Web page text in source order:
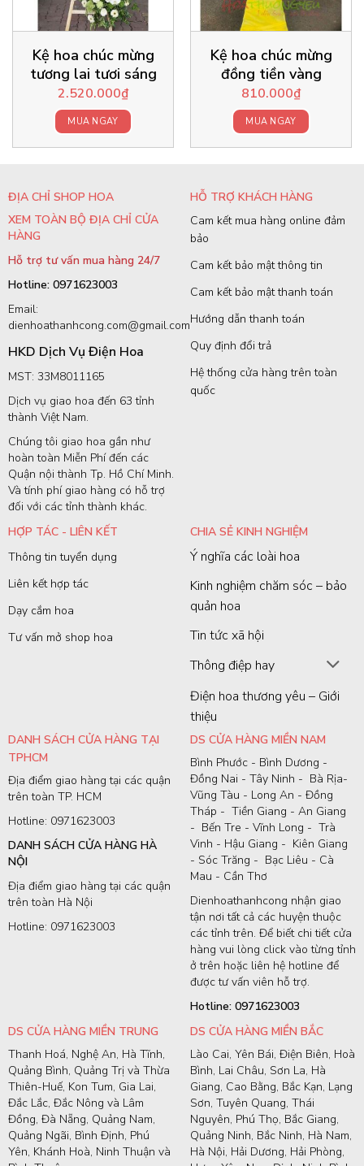
Kệ hoa chúc mừng
tương lai tươi sáng
2.520.000₫
MUA NGAY
Kệ hoa chúc mừng
đồng tiền vàng
810.000₫
MUA NGAY
ĐỊA CHỈ SHOP HOA
XEM TOÀN BỘ ĐỊA CHỈ CỬA
HÀNG
Hỗ trợ tư vấn mua hàng 24/7
Hotline: 0971623003
Email:
dienhoathanhcong.com@gmail.com
HKD Dịch Vụ Điện Hoa
MST: 33M8011165
Dịch vụ giao hoa đến 63 tỉnh
thành Việt Nam.
Chúng tôi giao hoa gần như
hoàn toàn Miễn Phí đến các
Quận nội thành Tp. Hồ Chí Minh.
Và tính phí giao hàng có hỗ trợ
đối với các tỉnh thành khác.
HỖ TRỢ KHÁCH HÀNG
Cam kết mua hàng online đảm
bảo
Cam kết bảo mật thông tin
Cam kết bảo mật thanh toán
Hướng dẫn thanh toán
Quy định đổi trả
Hệ thống cửa hàng trên toàn
quốc
HỢP TÁC - LIÊN KẾT
Thông tin tuyển dụng
Liên kết hợp tác
Dạy cắm hoa
Tư vấn mở shop hoa
CHIA SẺ KINH NGHIỆM
Ý nghĩa các loài hoa
Kinh nghiệm chăm sóc – bảo
quản hoa
Tin tức xã hội
Thông điệp hay
Điện hoa thương yêu – Giới
thiệu
DANH SÁCH CỬA HÀNG TẠI
TPHCM
Địa điểm giao hàng tại các quận
trên toàn TP. HCM
Hotline: 0971623003
DANH SÁCH CỬA HÀNG HÀ
NỘI
Địa điểm giao hàng tại các quận
trên toàn Hà Nội
Hotline: 0971623003
DS CỬA HÀNG MIỀN NAM
Bình Phước - Bình Dương -
Đồng Nai - Tây Ninh - Bà Rịa-
Vũng Tàu - Long An - Đồng
Tháp - Tiền Giang - An Giang
- Bến Tre - Vĩnh Long - Trà
Vinh - Hậu Giang - Kiên Giang
- Sóc Trăng - Bạc Liêu - Cà
Mau - Cần Thơ
Dienhoathanhcong nhận giao
tận nơi tất cả các huyện thuộc
các tỉnh trên. Để biết chi tiết cửa
hàng vui lòng click vào từng tỉnh
ở trên hoặc liên hệ hotline để
được tư vấn viên hỗ trợ.
Hotline: 0971623003
DS CỬA HÀNG MIỀN TRUNG
Thanh Hoá, Nghệ An, Hà Tĩnh,
Quảng Bình, Quảng Trị và Thừa
Thiên-Huế, Kon Tum, Gia Lai,
Đắc Lắc, Đắc Nông và Lâm
Đồng, Đà Nẵng, Quảng Nam,
Quảng Ngãi, Bình Định, Phú
Yên, Khánh Hoà, Ninh Thuận và
DS CỬA HÀNG MIỀN BẮC
Lào Cai, Yên Bái, Điện Biên, Hoà
Bình, Lai Châu, Sơn La, Hà
Giang, Cao Bằng, Bắc Kạn, Lạng
Sơn, Tuyên Quang, Thái
Nguyên, Phú Thọ, Bắc Giang,
Quảng Ninh, Bắc Ninh, Hà Nam,
Hà Nội, Hải Dương, Hải Phòng,